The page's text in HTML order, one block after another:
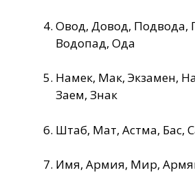
Овод, Довод, Подвода,
Водопад, Ода
Намек, Мак, Экзамен,
Заем, Знак
Штаб, Мат, Астма, Бас,
Имя, Армия, Мир,